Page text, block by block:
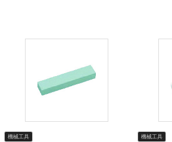
機械工具 機械工具